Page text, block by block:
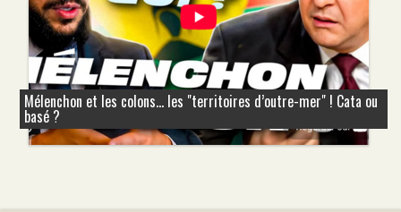
Mélenchon et les colons... les "territoires d’outre-mer" ! Cata ou
basé ?